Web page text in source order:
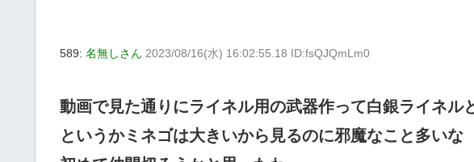
589: 名無しさん 2023/08/16(水) 16:02:55.18 ID:fsQJQmLm0
動画で見た通りにライネル用の武器作って白銀ライネル
というかミネゴは大きいから見るのに邪魔なこと多いな